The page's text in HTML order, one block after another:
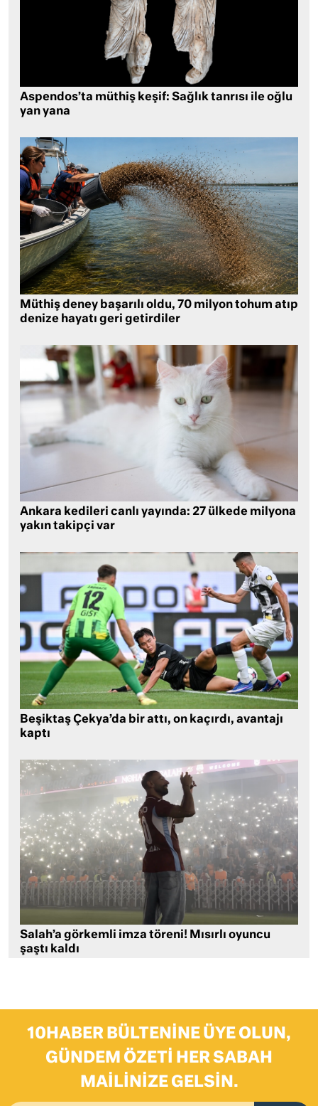
Aspendos’ta müthiş keşif: Sağlık tanrısı ile oğlu
yan yana
Müthiş deney başarılı oldu, 70 milyon tohum atıp
denize hayatı geri getirdiler
Ankara kedileri canlı yayında: 27 ülkede milyona
yakın takipçi var
Beşiktaş Çekya’da bir attı, on kaçırdı, avantajı
kaptı
Salah’a görkemli imza töreni! Mısırlı oyuncu
şaştı kaldı
10HABER BÜLTENINE ÜYE OLUN,
GÜNDEM ÖZETI HER SABAH
MAILINIZE GELSIN.